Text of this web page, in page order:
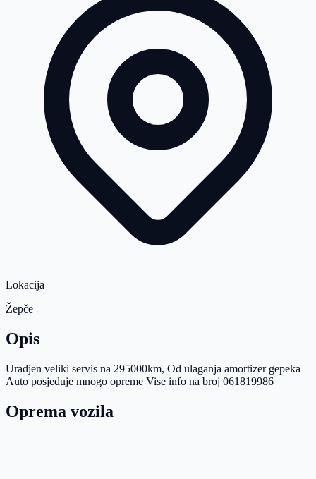
Lokacija
Žepče
Opis
Uradjen veliki servis na 295000km, Od ulaganja amortizer gepeka
Auto posjeduje mnogo opreme Vise info na broj 061819986
Oprema vozila